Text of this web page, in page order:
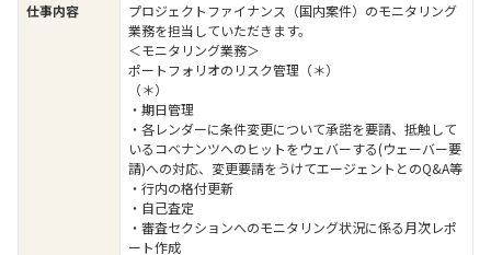
仕事内容
プロジェクトファイナンス（国内案件）のモニタリング
業務を担当していただきます。
＜モニタリング業務＞
ポートフォリオのリスク管理（＊）
（＊）
・期日管理
・各レンダーに条件変更について承諾を要請、抵触して
いるコベナンツへのヒットをウェバーする(ウェーバー要
請)への対応、変更要請をうけてエージェントとのQ&A等
・行内の格付更新
・自己査定
・審査セクションへのモニタリング状況に係る月次レポ
ート作成